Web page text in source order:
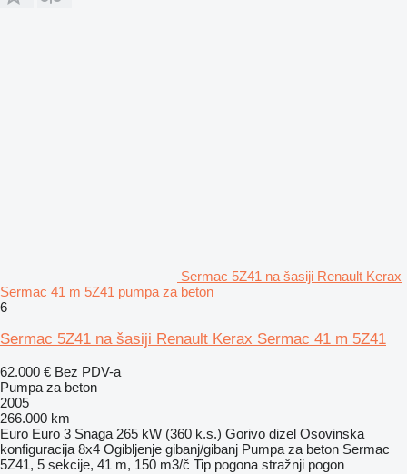
Sermac 5Z41 na šasiji Renault Kerax
Sermac 41 m 5Z41 pumpa za beton
6
Sermac 5Z41 na šasiji Renault Kerax Sermac 41 m 5Z41
62.000 € Bez PDV-a
Pumpa za beton
2005
266.000 km
Euro Euro 3 Snaga 265 kW (360 k.s.) Gorivo dizel Osovinska
konfiguracija 8x4 Ogibljenje gibanj/gibanj Pumpa za beton Sermac
5Z41, 5 sekcije, 41 m, 150 m3/č Tip pogona stražnji pogon